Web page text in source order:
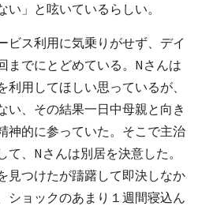
い」と呟いているらしい。
ビス利用に気乗りがせず、デイ
までにとどめている。Nさんは
利用してほしい思っているが、
い、その結果一日中母親と向き
神的に参っていた。そこで主治
て、Nさんは別居を決意した。
見つけたが躊躇して即決しなか
ショックのあまり１週間寝込ん